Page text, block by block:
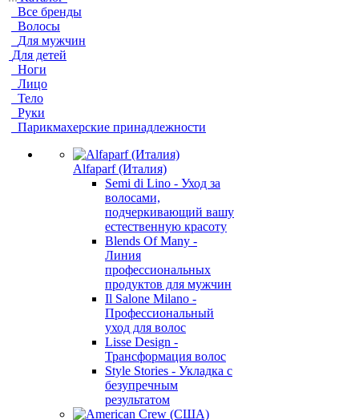
Все бренды
Волосы
Для мужчин
Для детей
Ноги
Лицо
Тело
Руки
Парикмахерские принадлежности
Alfaparf (Италия)
Semi di Lino - Уход за
волосами,
подчеркивающий вашу
естественную красоту
Blends Of Many -
Линия
профессиональных
продуктов для мужчин
Il Salone Milano -
Профессиональный
уход для волос
Lisse Design -
Трансформация волос
Style Stories - Укладка с
безупречным
результатом